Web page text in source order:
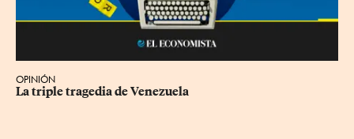
OPINIÓN
La triple tragedia de Venezuela